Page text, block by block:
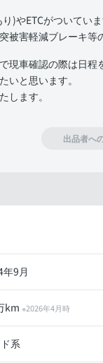
9月
km ※2026年4月時
系
)やETCがついていま
害軽減ブレーキ等
車確認の際は日程
いと思います。
します。
出品者へ